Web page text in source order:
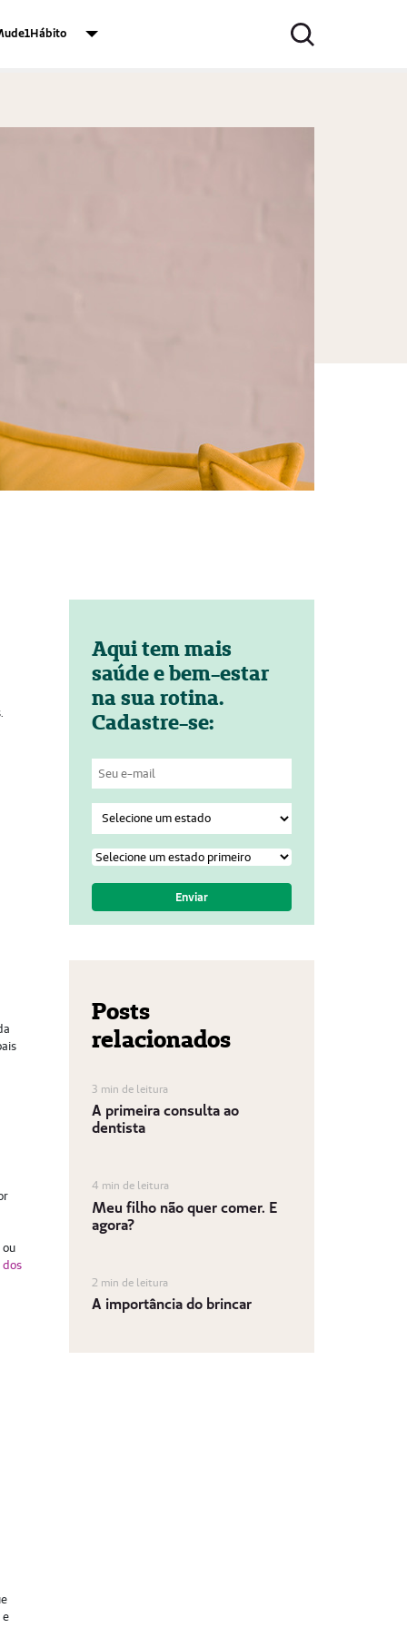
dos
e
Aqui tem mais
saúde e bem-estar
na sua rotina.
Cadastre-se:
Posts
relacionados
3 min de leitura
A primeira consulta ao
dentista
4 min de leitura
Meu filho não quer comer. E
agora?
2 min de leitura
A importância do brincar